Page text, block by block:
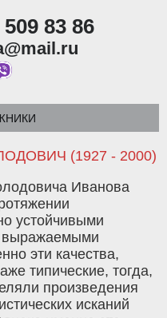
83 86
(1927 - 2000)
Иванова
устойчивыми
выражаемыми
эти качества,
типические, тогда,
произведения
исканий